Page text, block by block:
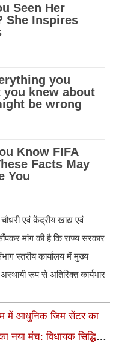
एवं केंद्रीय खाद्य एवं
मांग की है कि राज्य सरकार
स्तरीय कार्यालय में मुख्य
रूप से अतिरिक्त कार्यभार
में आधुनिक जिम सेंटर का
नया मंच: विधायक सिद्धि